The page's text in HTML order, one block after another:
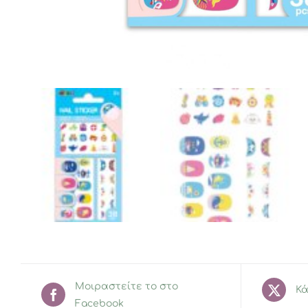
Μοιραστείτε το στο
Facebook